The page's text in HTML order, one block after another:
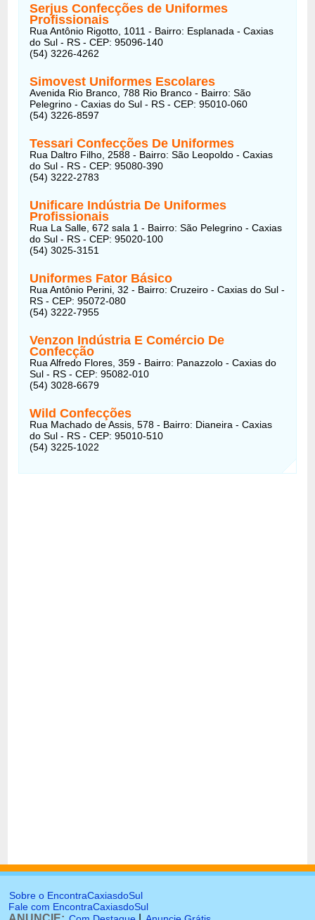
Serjus Confecções de Uniformes
Profissionais
Rua Antônio Rigotto, 1011 - Bairro: Esplanada - Caxias
do Sul - RS - CEP: 95096-140
(54) 3226-4262
Simovest Uniformes Escolares
Avenida Rio Branco, 788 Rio Branco - Bairro: São
Pelegrino - Caxias do Sul - RS - CEP: 95010-060
(54) 3226-8597
Tessari Confecções De Uniformes
Rua Daltro Filho, 2588 - Bairro: São Leopoldo - Caxias
do Sul - RS - CEP: 95080-390
(54) 3222-2783
Unificare Indústria De Uniformes
Profissionais
Rua La Salle, 672 sala 1 - Bairro: São Pelegrino - Caxias
do Sul - RS - CEP: 95020-100
(54) 3025-3151
Uniformes Fator Básico
Rua Antônio Perini, 32 - Bairro: Cruzeiro - Caxias do Sul -
RS - CEP: 95072-080
(54) 3222-7955
Venzon Indústria E Comércio De
Confecção
Rua Alfredo Flores, 359 - Bairro: Panazzolo - Caxias do
Sul - RS - CEP: 95082-010
(54) 3028-6679
Wild Confecções
Rua Machado de Assis, 578 - Bairro: Dianeira - Caxias
do Sul - RS - CEP: 95010-510
(54) 3225-1022
Sobre o EncontraCaxiasdoSul
Fale com EncontraCaxiasdoSul